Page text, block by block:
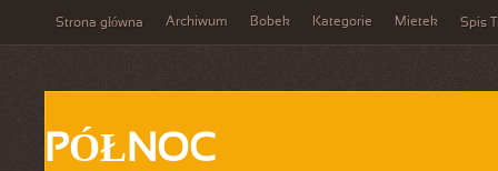
Strona główna Archiwum Bobek Kategorie Mietek Spis
PÓŁNOC